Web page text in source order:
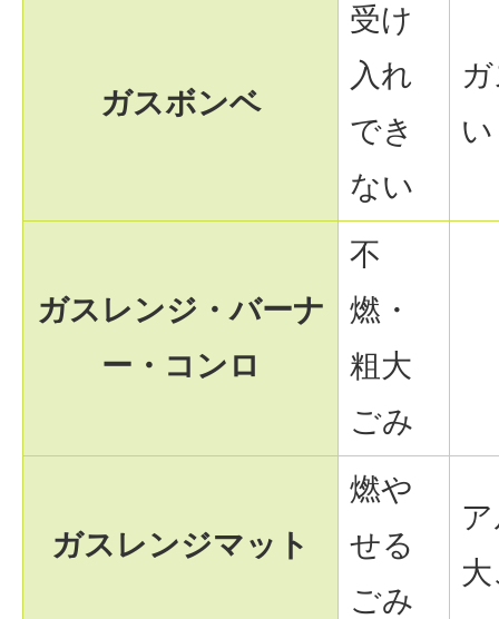
ガスボンベ
受け
入れ
でき
ない
い
ガスレンジ・バーナ
ー・コンロ
不
燃・
粗大
ごみ
ガスレンジマット
燃や
せる
ごみ